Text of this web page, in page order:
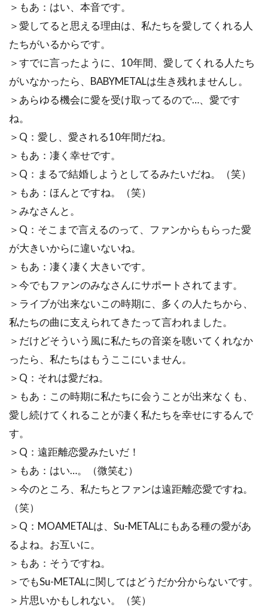
＞もあ：はい、本音です。
＞愛してると思える理由は、私たちを愛してくれる人
たちがいるからです。
＞すでに言ったように、10年間、愛してくれる人たち
がいなかったら、BABYMETALは生き残れませんし。
＞あらゆる機会に愛を受け取ってるので…、愛です
ね。
＞Q：愛し、愛される10年間だね。
＞もあ：凄く幸せです。
＞Q：まるで結婚しようとしてるみたいだね。（笑）
＞もあ：ほんとですね。（笑）
＞みなさんと。
＞Q：そこまで言えるのって、ファンからもらった愛
が大きいからに違いないね。
＞もあ：凄く凄く大きいです。
＞今でもファンのみなさんにサポートされてます。
＞ライブが出来ないこの時期に、多くの人たちから、
私たちの曲に支えられてきたって言われました。
＞だけどそういう風に私たちの音楽を聴いてくれなか
ったら、私たちはもうここにいません。
＞Q：それは愛だね。
＞もあ：この時期に私たちに会うことが出来なくも、
愛し続けてくれることが凄く私たちを幸せにするんで
す。
＞Q：遠距離恋愛みたいだ！
＞もあ：はい…。（微笑む）
＞今のところ、私たちとファンは遠距離恋愛ですね。
（笑）
＞Q：MOAMETALは、Su-METALにもある種の愛があ
るよね。お互いに。
＞もあ：そうですね。
＞でもSu-METALに関してはどうだか分からないです。
＞片思いかもしれない。（笑）